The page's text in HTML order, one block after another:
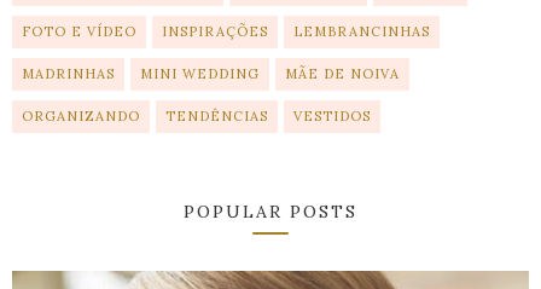
FOTO E VÍDEO INSPIRAÇÕES LEMBRANCINHAS
MADRINHAS MINI WEDDING MÃE DE NOIVA
ORGANIZANDO TENDÊNCIAS VESTIDOS
POPULAR POSTS